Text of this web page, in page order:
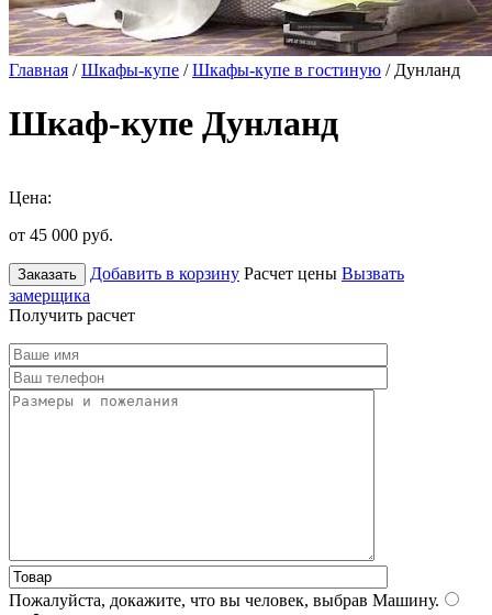
Главная /Шкафы-купе /Шкафы-купе в гостиную / Дунланд
Шкаф-купе Дунланд
Цена:
от 45 000 руб.
Заказать Добавить в корзину Расчет цены Вызвать
замерщика
Получить расчет
Пожалуйста, докажите, что вы человек, выбрав Машину.